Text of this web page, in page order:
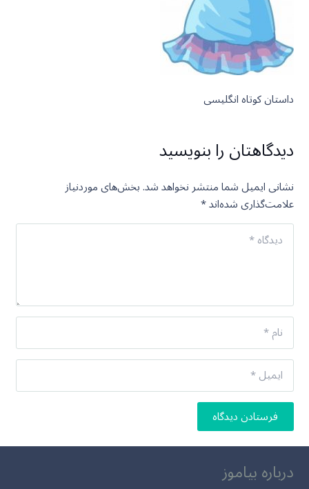
داستان کوتاه انگلیسی
دیدگاهتان را بنویسید
نشانی ایمیل شما منتشر نخواهد شد.بخش‌های موردنیاز
علامت‌گذاری شده‌اند*
فرستادن دیدگاه
درباره بیاموز